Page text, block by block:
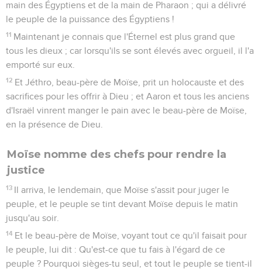
main des Égyptiens et de la main de Pharaon ; qui a délivré
le peuple de la puissance des Égyptiens !
11 Maintenant je connais que l'Éternel est plus grand que
tous les dieux ; car lorsqu'ils se sont élevés avec orgueil, il l'a
emporté sur eux.
12 Et Jéthro, beau-père de Moïse, prit un holocauste et des
sacrifices pour les offrir à Dieu ; et Aaron et tous les anciens
d'Israël vinrent manger le pain avec le beau-père de Moïse,
en la présence de Dieu.
Moïse nomme des chefs pour rendre la
justice
13 Il arriva, le lendemain, que Moïse s'assit pour juger le
peuple, et le peuple se tint devant Moïse depuis le matin
jusqu'au soir.
14 Et le beau-père de Moïse, voyant tout ce qu'il faisait pour
le peuple, lui dit : Qu'est-ce que tu fais à l'égard de ce
peuple ? Pourquoi sièges-tu seul, et tout le peuple se tient-il